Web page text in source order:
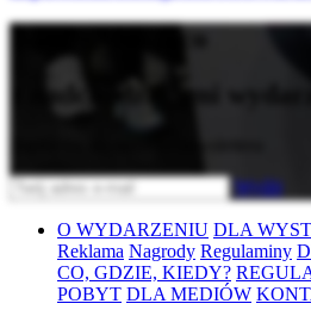
Bądź na bieżąco
z nadchodzącymi
Wyślij
O WYDARZENIU DLA
Reklama Nagrody Regulaminy
CO, GDZIE, KIEDY?
POBYT DLA MEDIÓW